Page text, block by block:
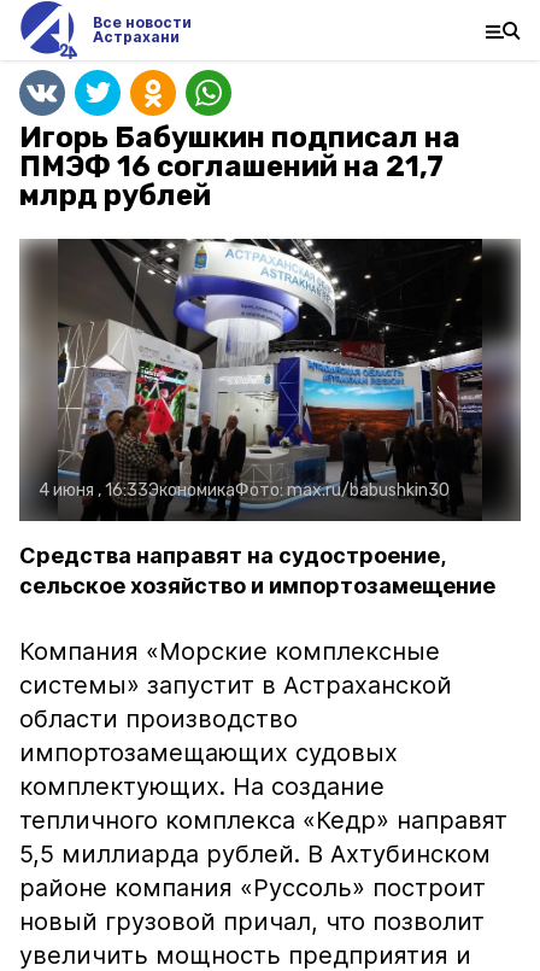
Все новости
Астрахани
Игорь Бабушкин подписал на
ПМЭФ 16 соглашений на 21,7
млрд рублей
4 июня , 16:33ЭкономикаФото:max.ru/babushkin30
Средства направят на судостроение,
сельское хозяйство и импортозамещение
Компания «Морские комплексные
системы» запустит в Астраханской
области производство
импортозамещающих судовых
комплектующих. На создание
тепличного комплекса «Кедр» направят
5,5 миллиарда рублей. В Ахтубинском
районе компания «Руссоль» построит
новый грузовой причал, что позволит
увеличить мощность предприятия и